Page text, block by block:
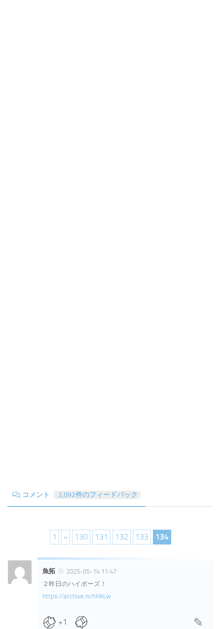
コメント 2,092件のフィードバック
1 « 130 131 132 133 134
魚拓
2025-05-14 11:47
２昨日のハイポーズ！
https://archive.is/hHkLw
+1